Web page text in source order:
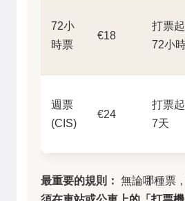
72小
時票
€18
打票起
72小
週票
(CIS)
€24
打票起
7天
最重要的規則： 無論哪種票，